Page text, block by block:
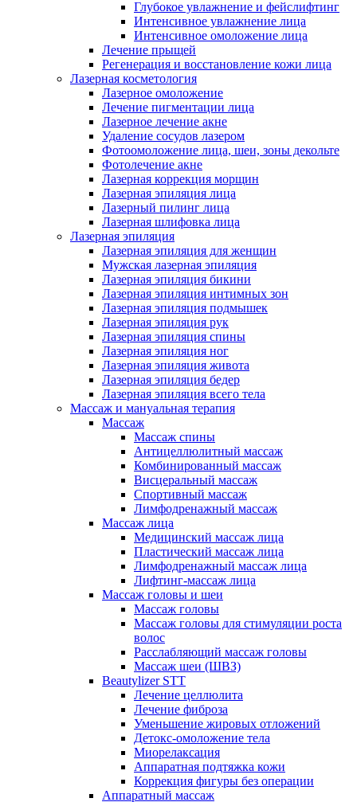
Глубокое увлажнение и фейслифтинг
Интенсивное увлажнение лица
Интенсивное омоложение лица
Лечение прыщей
Регенерация и восстановление кожи лица
Лазерная косметология
Лазерное омоложение
Лечение пигментации лица
Лазерное лечение акне
Удаление сосудов лазером
Фотоомоложение лица, шеи, зоны декольте
Фотолечение акне
Лазерная коррекция морщин
Лазерная эпиляция лица
Лазерный пилинг лица
Лазерная шлифовка лица
Лазерная эпиляция
Лазерная эпиляция для женщин
Мужская лазерная эпиляция
Лазерная эпиляция бикини
Лазерная эпиляция интимных зон
Лазерная эпиляция подмышек
Лазерная эпиляция рук
Лазерная эпиляция спины
Лазерная эпиляция ног
Лазерная эпиляция живота
Лазерная эпиляция бедер
Лазерная эпиляция всего тела
Массаж и мануальная терапия
Массаж
Массаж спины
Антицеллюлитный массаж
Комбинированный массаж
Висцеральный массаж
Спортивный массаж
Лимфодренажный массаж
Массаж лица
Медицинский массаж лица
Пластический массаж лица
Лимфодренажный массаж лица
Лифтинг-массаж лица
Массаж головы и шеи
Массаж головы
Массаж головы для стимуляции роста
волос
Расслабляющий массаж головы
Массаж шеи (ШВЗ)
Beautylizer STT
Лечение целлюлита
Лечение фиброза
Уменьшение жировых отложений
Детокс-омоложение тела
Миорелаксация
Аппаратная подтяжка кожи
Коррекция фигуры без операции
Аппаратный массаж